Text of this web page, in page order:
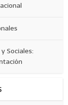
Sociales: